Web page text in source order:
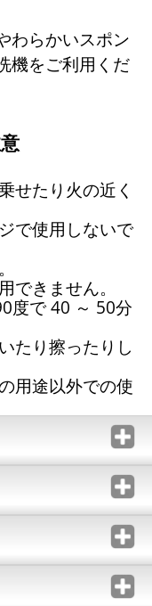
わらかいスポン
機をご利用くだ
せたり火の近く
で使用しないで
できません。
度で 40 ～ 50分
たり擦ったりし
用途以外での使